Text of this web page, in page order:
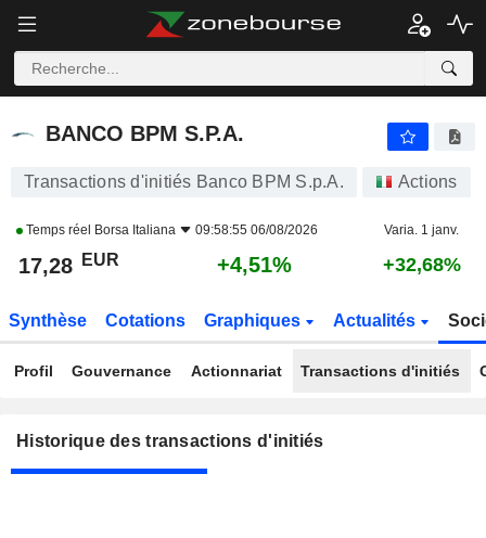
BANCO BPM S.P.A.
BANCO BPM S.P.A.
Transactions d'initiés Banco BPM S.p.A. Actions
Temps réel Borsa Italiana 09:58:55 06/08/2026 Varia. 1 janv.
17,28 EUR +4,51% +32,68%
Synthèse Cotations Graphiques Actualités
Profil Gouvernance Actionnariat Transactions d'initiés
Historique des transactions d'initiés